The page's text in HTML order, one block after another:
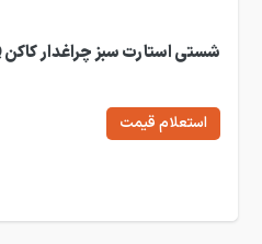
شستی استارت سبز چراغدار کاکن KACON J2-27GQ
استعلام قیمت